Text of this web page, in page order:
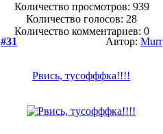
Количество просмотров: 939
Количество голосов: 28
Количество комментариев: 0
#31 Автор: Murr
Рвись, тусофффка!!!!